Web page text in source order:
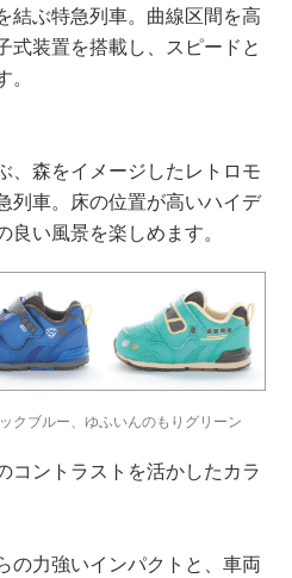
結ぶ特急列車。曲線区間を高
式装置を搭載し、スピードと
、森をイメージしたレトロモ
列車。床の位置が高いハイデ
い風景を楽しめます。
クブルー、ゆふいんのもりグリーン
コントラストを活かしたカラ
の力強いインパクトと、車両